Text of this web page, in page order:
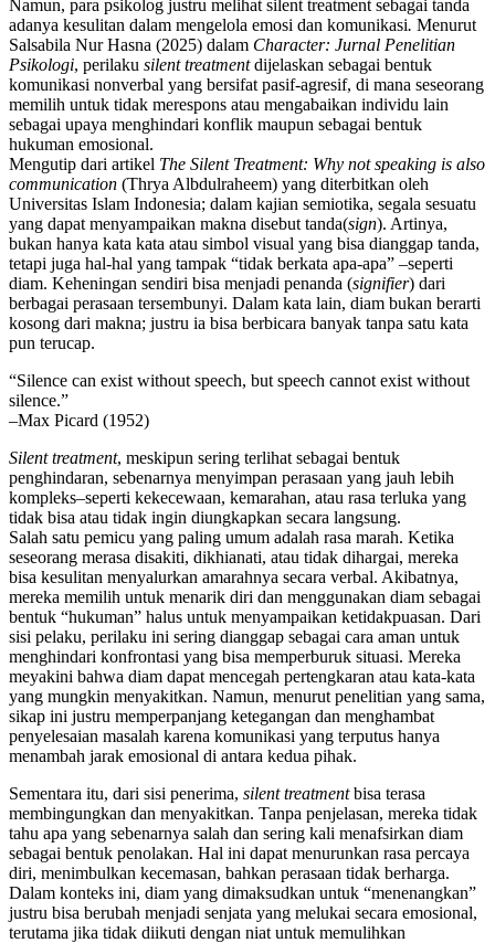
Namun, para psikolog justru melihat silent treatment sebagai tanda
adanya kesulitan dalam mengelola emosi dan komunikasi. Menurut
Salsabila Nur Hasna (2025) dalam Character: Jurnal Penelitian
Psikologi, perilaku silent treatmentdijelaskan sebagai bentuk
komunikasi nonverbal yang bersifat pasif-agresif, di mana seseorang
memilih untuk tidak merespons atau mengabaikan individu lain
sebagai upaya menghindari konflik maupun sebagai bentuk
hukuman emosional.
Mengutip dari artikel The Silent Treatment: Why not speaking is also
communication (Thrya Albdulraheem) yang diterbitkan oleh
Universitas Islam Indonesia; dalam kajian semiotika, segala sesuatu
yang dapat menyampaikan makna disebut tanda(sign). Artinya,
bukan hanya kata kata atau simbol visual yang bisa dianggap tanda,
tetapi juga hal-hal yang tampak “tidak berkata apa-apa” –seperti
diam. Keheningan sendiri bisa menjadi penanda (signifier) dari
berbagai perasaan tersembunyi. Dalam kata lain, diam bukan berarti
kosong dari makna; justru ia bisa berbicara banyak tanpa satu kata
pun terucap.
“Silence can exist without speech, but speech cannot exist without
silence.”
–Max Picard (1952)
Silent treatment, meskipun sering terlihat sebagai bentuk
penghindaran, sebenarnya menyimpan perasaan yang jauh lebih
kompleks–seperti kekecewaan, kemarahan, atau rasa terluka yang
tidak bisa atau tidak ingin diungkapkan secara langsung.
Salah satu pemicu yang paling umum adalah rasa marah. Ketika
seseorang merasa disakiti, dikhianati, atau tidak dihargai, mereka
bisa kesulitan menyalurkan amarahnya secara verbal. Akibatnya,
mereka memilih untuk menarik diri dan menggunakan diam sebagai
bentuk “hukuman” halus untuk menyampaikan ketidakpuasan. Dari
sisi pelaku, perilaku ini sering dianggap sebagai cara aman untuk
menghindari konfrontasi yang bisa memperburuk situasi. Mereka
meyakini bahwa diam dapat mencegah pertengkaran atau kata-kata
yang mungkin menyakitkan. Namun, menurut penelitian yang sama,
sikap ini justru memperpanjang ketegangan dan menghambat
penyelesaian masalah karena komunikasi yang terputus hanya
menambah jarak emosional di antara kedua pihak.
Sementara itu, dari sisi penerima, silent treatmentbisa terasa
membingungkan dan menyakitkan. Tanpa penjelasan, mereka tidak
tahu apa yang sebenarnya salah dan sering kali menafsirkan diam
sebagai bentuk penolakan. Hal ini dapat menurunkan rasa percaya
diri, menimbulkan kecemasan, bahkan perasaan tidak berharga.
Dalam konteks ini, diam yang dimaksudkan untuk “menenangkan”
justru bisa berubah menjadi senjata yang melukai secara emosional,
terutama jika tidak diikuti dengan niat untuk memulihkan